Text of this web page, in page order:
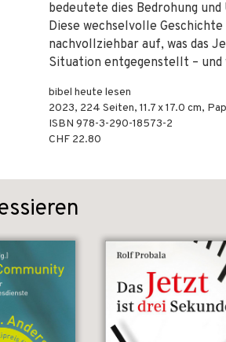
bedeutete dies Bedrohung
Diese wechselvolle
nachvollziehbar auf, was das
Situation entgegenstellt – und
bibel heute lesen
2023, 224 Seiten, 11.7 x 17.0 cm,
ISBN 978-3-290-18573-2
CHF 22.80